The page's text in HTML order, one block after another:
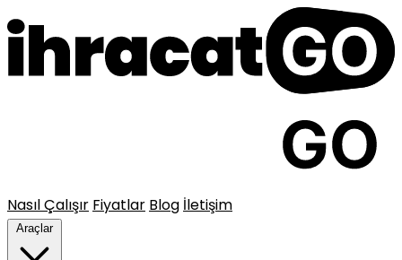
Nasıl Çalışır Fiyatlar Blog İletişim
Araçlar